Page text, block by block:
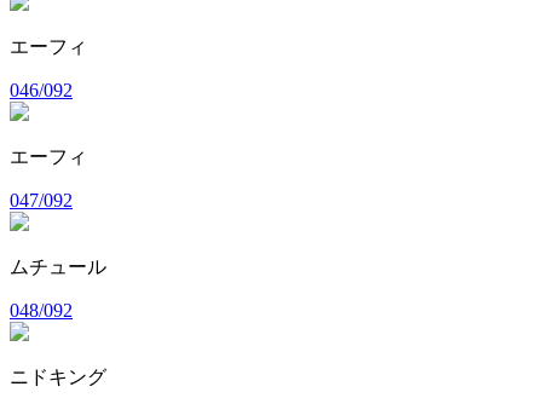
エーフィ
046/092
エーフィ
047/092
ムチュール
048/092
ニドキング